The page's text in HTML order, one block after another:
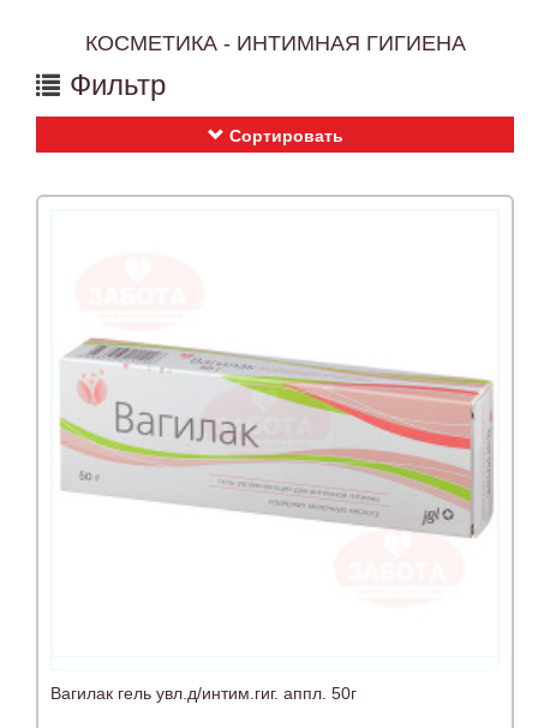
КОСМЕТИКА - ИНТИМНАЯ ГИГИЕНА
Фильтр
Сортировать
Вагилак гель увл.д/интим.гиг. аппл. 50г